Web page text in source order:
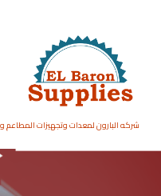
شركه البارون لمعدات وتجهيزات المطاعم